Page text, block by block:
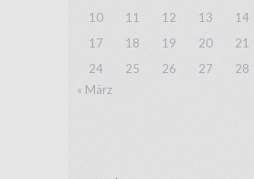
10
11 12 13 14
17
18 19 20 21
24
25 26 27 28
« März